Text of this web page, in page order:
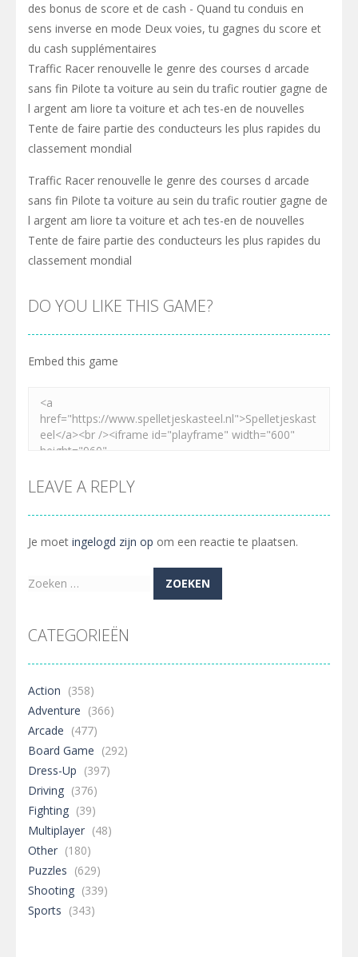
des bonus de score et de cash - Quand tu conduis en
sens inverse en mode Deux voies, tu gagnes du score et
du cash supplémentaires
Traffic Racer renouvelle le genre des courses d arcade
sans fin Pilote ta voiture au sein du trafic routier gagne de
l argent am liore ta voiture et ach tes-en de nouvelles
Tente de faire partie des conducteurs les plus rapides du
classement mondial
Traffic Racer renouvelle le genre des courses d arcade
sans fin Pilote ta voiture au sein du trafic routier gagne de
l argent am liore ta voiture et ach tes-en de nouvelles
Tente de faire partie des conducteurs les plus rapides du
classement mondial
DO YOU LIKE THIS GAME?
Embed this game
LEAVE A REPLY
Je moet ingelogd zijn op om een reactie te plaatsen.
Zoeken
CATEGORIEËN
Action (358)
Adventure (366)
Arcade (477)
Board Game (292)
Dress-Up (397)
Driving (376)
Fighting (39)
Multiplayer (48)
Other (180)
Puzzles (629)
Shooting (339)
Sports (343)